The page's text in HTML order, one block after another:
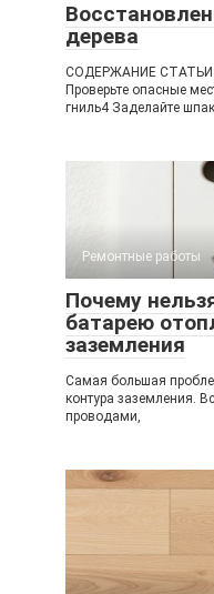
дерева
СОДЕРЖАНИЕ
Проверьте опасные
гниль4 Заделайте
Ремонтные работы
Почему
батарею
заземления
Самая большая
контура заземления.
проводами,